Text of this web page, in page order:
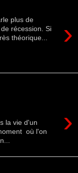
›
plus de
récession. Si
théorique...
›
la vie d'un
où l'on